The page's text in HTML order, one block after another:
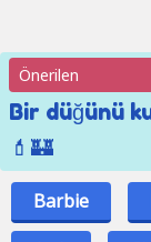
Bir düğünü
💄🏰
Barbie